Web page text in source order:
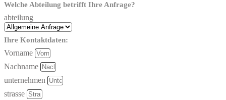
Welche Abteilung betrifft Ihre Anfrage?
abteilung
Ihre Kontaktdaten:
Vorname
Nachname
unternehmen
strasse